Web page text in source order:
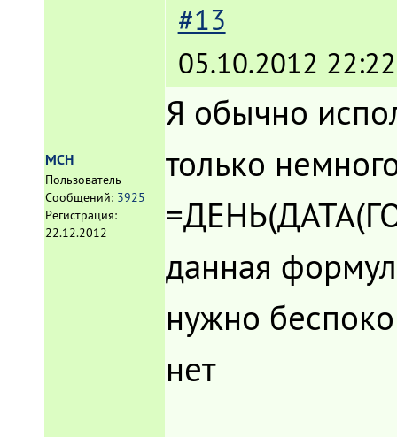
MCH
Пользователь
Сообщений: 3925
Регистрация:
22.12.2012
#13
05.10.2012
Я обычно
только
данная
нужно
нет